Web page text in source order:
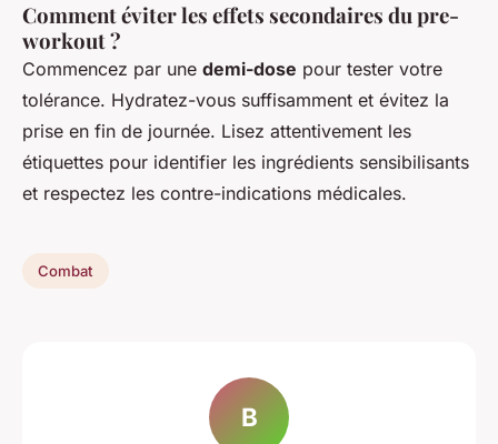
Comment éviter les effets secondaires du pre-
workout ?
Commencez par une demi-dose pour tester votre
tolérance. Hydratez-vous suffisamment et évitez la
prise en fin de journée. Lisez attentivement les
étiquettes pour identifier les ingrédients sensibilisants
et respectez les contre-indications médicales.
Combat
B